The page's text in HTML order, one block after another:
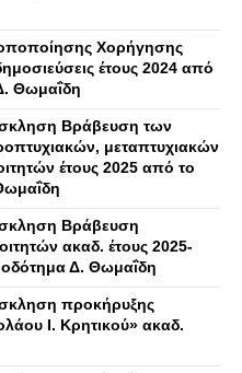
Χορήγησης
έτους 2024 από
Θωμαΐδη
Βράβευση των
μεταπτυχιακών
έτους 2025 από το
Βράβευση
ακαδ. έτους 2025-
Δ. Θωμαΐδη
προκήρυξης
Ι. Κρητικού» ακαδ.